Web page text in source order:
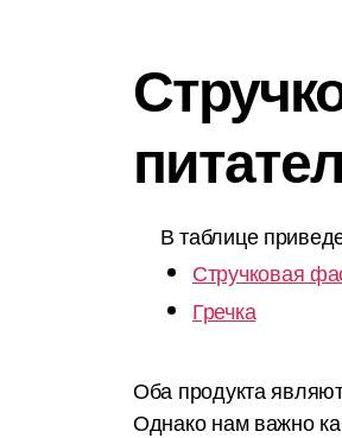
В таблице
Стручковая
Гречка
Оба продукта
Однако нам важно